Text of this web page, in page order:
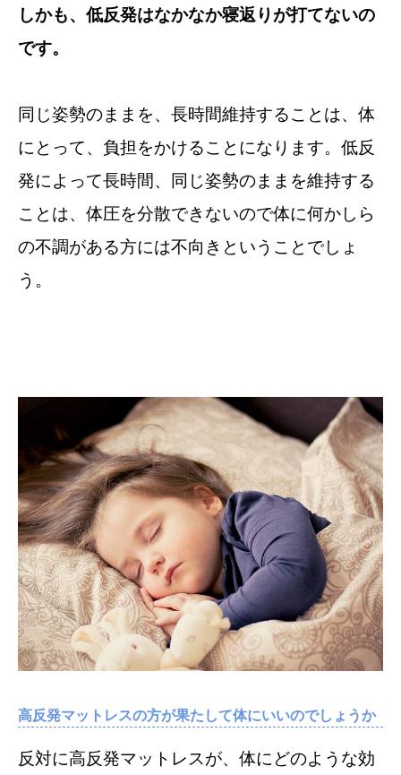
しかも、低反発はなかなか寝返りが打てないの
です。
同じ姿勢のままを、長時間維持することは、体
にとって、負担をかけることになります。低反
発によって長時間、同じ姿勢のままを維持する
ことは、体圧を分散できないので体に何かしら
の不調がある方には不向きということでしょ
う。
高反発マットレスの方が果たして体にいいのでしょうか
反対に高反発マットレスが、体にどのような効